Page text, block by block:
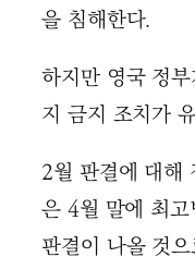
을 침해한다.
하지만 영국 정
지 금지 조치가
2월 판결에 대해
은 4월 말에 최
판결이 나올 것